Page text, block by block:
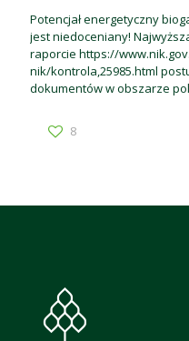
Potencjał energetyczny
jest niedoceniany!
raporcie https://
nik/kontrola,25985.html
dokumentów w obszarze
8